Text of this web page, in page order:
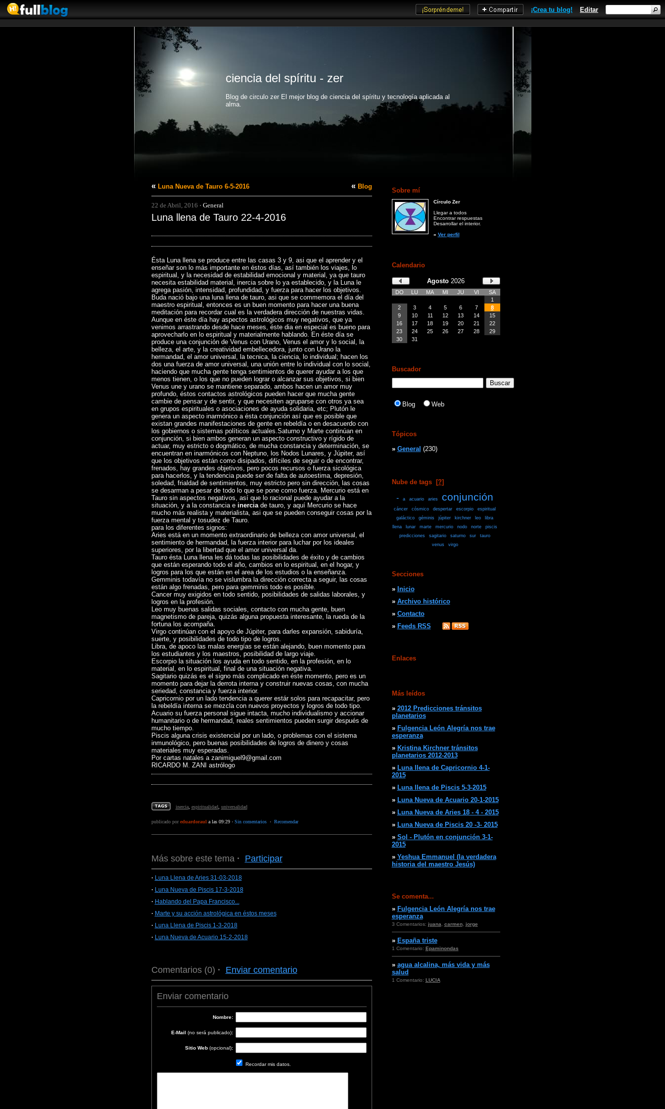
Editar
¡Crea tu blog!
ciencia del spíritu - zer
Blog de circulo zer El mejor blog de ciencia del spíritu y tecnología aplicada al
alma.
« Blog
« Luna Nueva de Tauro 6-5-2016
22 de Abril, 2016 · General
Luna llena de Tauro 22-4-2016
Ésta Luna llena se produce entre las casas 3 y 9, asi que el aprender y el
enseñar son lo más importante en éstos días, así también los viajes, lo
espiritual, y la necesidad de estabilidad emocional y material, ya que tauro
necesita estabilidad material, inercia sobre lo ya establecido, y la Luna le
agrega pasión, intensidad, profundidad, y fuerza para hacer los objetivos.
Buda nació bajo una luna llena de tauro, asi que se commemora el día del
maestro espiritual, entonces es un buen momento para hacer una buena
meditación para recordar cual es la verdadera dirección de nuestras vidas.
Aunque en éste día hay aspectos astrológicos muy negativos, que ya
venimos arrastrando desde hace meses, éste dia en especial es bueno para
aprovecharlo en lo espiritual y materialmente hablando. En éste día se
produce una conjunción de Venus con Urano, Venus el amor y lo social, la
belleza, el arte, y la creatividad embellecedora, junto con Urano la
hermandad, el amor universal, la tecnica, la ciencia, lo individual; hacen los
dos una fuerza de amor universal, una unión entre lo individual con lo social,
haciendo que mucha gente tenga sentimientos de querer ayudar a los que
menos tienen, o los que no pueden lograr o alcanzar sus objetivos, si bien
Venus une y urano se mantiene separado, ambos hacen un amor muy
profundo, éstos contactos astrológicos pueden hacer que mucha gente
cambie de pensar y de sentir, y que necesiten agruparse con otros ya sea
en grupos espirituales o asociaciones de ayuda solidaria, etc; Plutón le
genera un aspecto inarmónico a ésta conjunción así que es posible que
existan grandes manifestaciones de gente en rebeldía o en desacuerdo con
los gobiernos o sistemas políticos actuales.Saturno y Marte continúan en
conjunción, si bien ambos generan un aspecto constructivo y rígido de
actuar, muy estricto o dogmático, de mucha constancia y determinación, se
encuentran en inarmónicos con Neptuno, los Nodos Lunares, y Júpiter, así
que los objetivos están como disipados, difíciles de seguir o de encontrar,
frenados, hay grandes objetivos, pero pocos recursos o fuerza sicológica
para hacerlos, y la tendencia puede ser de falta de autoestima, depresión,
soledad, frialdad de sentimientos, muy estricto pero sin dirección, las cosas
se desarman a pesar de todo lo que se pone como fuerza. Mercurio está en
Tauro sin aspectos negativos, así que lo racional puede ayudar a la
situación, y a la constancia e inerciade tauro, y aquí Mercurio se hace
mucho más realista y materialista, asi que se pueden conseguir cosas por la
fuerza mental y tosudez de Tauro.
para los diferentes signos:
Aries está en un momento extraordinario de belleza con amor universal, el
sentimiento de hermandad, la fuerza interior para luchar por los ideales
superiores, por la libertad que el amor universal da.
Tauro ésta Luna llena les dá todas las posibilidades de éxito y de cambios
que están esperando todo el año, cambios en lo espiritual, en el hogar, y
logros para los que están en el area de los estudios o la enseñanza.
Gemminis todavía no se vislumbra la dirección correcta a seguir, las cosas
están algo frenadas, pero para gemminis todo es posible.
Cancer muy exigidos en todo sentido, posibilidades de salidas laborales, y
logros en la profesión.
Leo muy buenas salidas sociales, contacto con mucha gente, buen
magnetismo de pareja, quizás alguna propuesta interesante, la rueda de la
fortuna los acompaña.
Virgo continúan con el apoyo de Júpiter, para darles expansión, sabiduría,
suerte, y posibilidades de todo tipo de logros.
Libra, de apoco las malas energías se están alejando, buen momento para
los estudiantes y los maestros, posibilidad de largo viaje.
Escorpio la situación los ayuda en todo sentido, en la profesión, en lo
material, en lo espiritual, final de una situación negativa.
Sagitario quizás es el signo más complicado en éste momento, pero es un
momento para dejar la derrota interna y construir nuevas cosas, con mucha
seriedad, constancia y fuerza interior.
Capricornio por un lado tendencia a querer estár solos para recapacitar, pero
la rebeldía interna se mezcla con nuevos proyectos y logros de todo tipo.
Acuario su fuerza personal sigue intacta, mucho individualismo y accionar
humanitario o de hermandad, reales sentimientos pueden surgir después de
mucho tiempo.
Piscis alguna crisis existencial por un lado, o problemas con el sistema
inmunológico, pero buenas posibilidades de logros de dinero y cosas
materiales muy esperadas.
Por cartas natales a zanimiguel9@gmail.com
RICARDO M. ZANI astrólogo
inercia, espiritualidad, universalidad
publicado poreduardoraul a las 09:29· Sin comentarios· Recomendar
Más sobre este tema· Participar
· Luna Llena de Aries 31-03-2018
· Luna Nueva de Piscis 17-3-2018
· Hablando del Papa Francisco...
· Marte y su acción astrológica en éstos meses
· Luna Llena de Piscis 1-3-2018
· Luna Nueva de Acuario 15-2-2018
Comentarios (0) · Enviar comentario
Enviar comentario
Nombre:
E-Mail (no será publicado):
Sitio Web (opcional):
Recordar mis datos.
Sobre mí
Círculo Zer
Llegar a todos
Encontrar respuestas
Desarrollar el interior.
» Ver perfil
Calendario
Agosto 2026
DO LU MA MI JU VI
SA
1
2
3 4 5 6 7
8
9
10 11 12 13 14
15
16
17 18 19 20 21
22
23
24 25 26 27 28
29
30
31
Buscador
Blog Web
Tópicos
» General (230)
Nube de tags [?]
- a acuario aries conjunción
cáncer cósmico despertar escorpio
espiritual
galáctico
géminis júpiter kirchner leo
libra
llena
lunar marte mercurio nodo norte
piscis
predicciones
sagitario saturno sur
tauro
venus
virgo
Secciones
» Inicio
» Archivo histórico
» Contacto
» Feeds RSS
Enlaces
Más leídos
» 2012 Predicciones tránsitos
planetarios
» Fulgencia León Alegría nos trae
esperanza
» Kristina Kirchner tránsitos
planetarios 2012-2013
» Luna llena de Capricornio 4-1-
2015
» Luna llena de Piscis 5-3-2015
» Luna Nueva de Acuario 20-1-2015
» Luna Nueva de Aries 18 - 4 - 2015
» Luna Nueva de Piscis 20 -3- 2015
» Sol - Plutón en conjunción 3-1-
2015
» Yeshua Emmanuel (la verdadera
historia del maestro Jesús)
Se comenta...
» Fulgencia León Alegría nos trae
esperanza
3 Comentarios: juana carmen, jorge
» España triste
1 Comentario: Epaminondas
» agua alcalina, más vida y más
salud
1 Comentario: LUCIA